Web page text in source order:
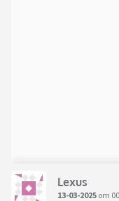
Lexus
13-03-2025 om